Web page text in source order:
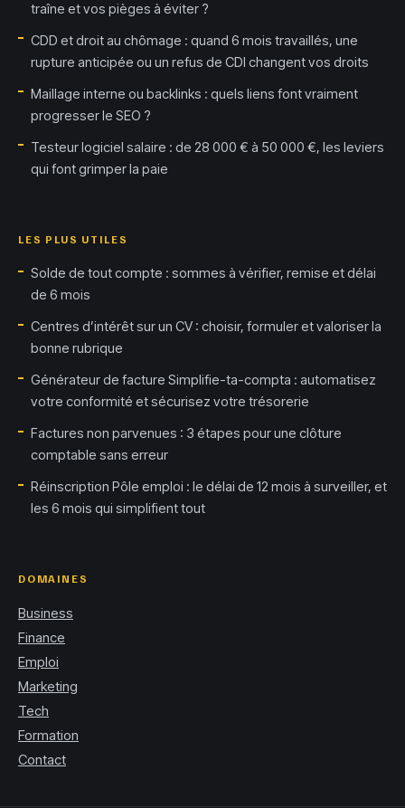
traîne et vos pièges à éviter ?
CDD et droit au chômage : quand 6 mois travaillés, une
rupture anticipée ou un refus de CDI changent vos droits
Maillage interne ou backlinks : quels liens font vraiment
progresser le SEO ?
Testeur logiciel salaire : de 28 000 € à 50 000 €, les leviers
qui font grimper la paie
LES PLUS UTILES
Solde de tout compte : sommes à vérifier, remise et délai
de 6 mois
Centres d’intérêt sur un CV : choisir, formuler et valoriser la
bonne rubrique
Générateur de facture Simplifie-ta-compta : automatisez
votre conformité et sécurisez votre trésorerie
Factures non parvenues : 3 étapes pour une clôture
comptable sans erreur
Réinscription Pôle emploi : le délai de 12 mois à surveiller, et
les 6 mois qui simplifient tout
DOMAINES
Business
Finance
Emploi
Marketing
Tech
Formation
Contact